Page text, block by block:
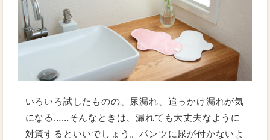
いろいろ試したものの、尿漏れ、追っかけ漏れが気
になる……そんなときは、漏れても大丈夫なように
対策するといいでしょう。パンツに尿が付かないよ